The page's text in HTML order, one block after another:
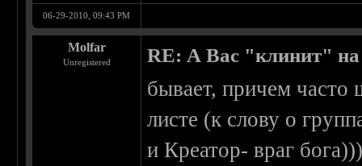
06-29-2010, 09:43 PM
Molfar
Unregistered RE: А Вас "клинит" на
бывает, причем часто
листе (к слову о
и Креатор- враг